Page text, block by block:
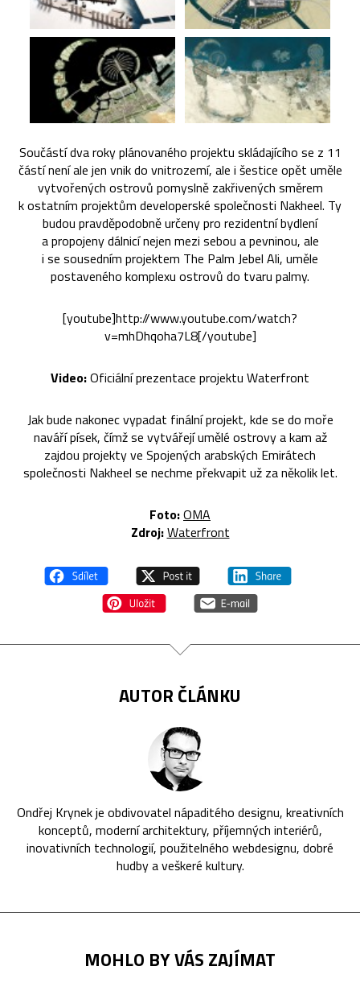
Součástí dva roky plánovaného projektu skládajícího se z 11
částí není ale jen vnik do vnitrozemí, ale i šestice opět uměle
vytvořených ostrovů pomyslně zakřivených směrem
k ostatním projektům developerské společnosti Nakheel. Ty
budou pravděpodobně určeny pro rezidentní bydlení
a propojeny dálnicí nejen mezi sebou a pevninou, ale
i se sousedním projektem The Palm Jebel Ali, uměle
postaveného komplexu ostrovů do tvaru palmy.
[youtube]http://www.youtube.com/watch?
v=mhDhqoha7L8[/youtube]
Video:Oficiální prezentace projektu Waterfront
Jak bude nakonec vypadat finální projekt, kde se do moře
naváří písek, čímž se vytvářejí umělé ostrovy a kam až
zajdou projekty ve Spojených arabských Emirátech
společnosti Nakheel se nechme překvapit už za několik let.
Foto:OMA
Zdroj:Waterfront
AUTOR ČLÁNKU
Ondřej Krynek je obdivovatel nápaditého designu, kreativních
konceptů, moderní architektury, příjemných interiérů,
inovativních technologií, použitelného webdesignu, dobré
hudby a veškeré kultury.
MOHLO BY VÁS ZAJÍMAT